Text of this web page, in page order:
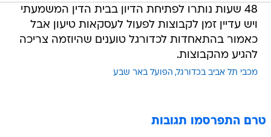
48 שעות נותרו לפתיחת הדיון בבית הדין המשמעתי
ויש עדיין זמן לקבוצות לפעול לעסקאות טיעון אבל
כאמור בהתאחדות לכדורגל טוענים שהיוזמה צריכה
להגיע מהקבוצות.
מכבי תל אביב בכדורגל הפועל באר שבע
טרם התפרסמו תגובות